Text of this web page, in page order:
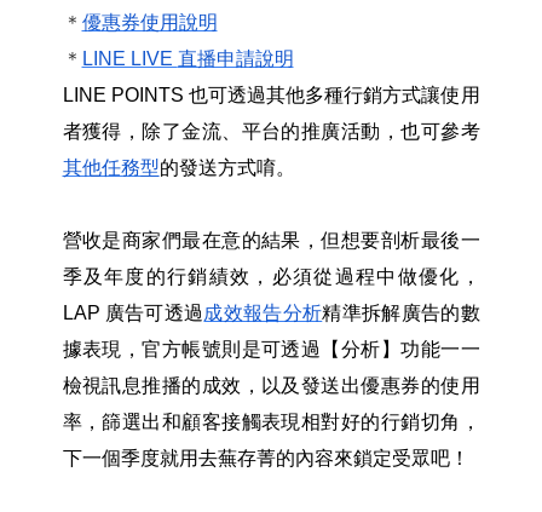
＊ 優惠券使用說明
＊ LINE LIVE 直播申請說明
LINE POINTS 也可透過其他多種行銷方式讓使用
者獲得，除了金流、平台的推廣活動，也可參考
其他任務型的發送方式唷。
營收是商家們最在意的結果，但想要剖析最後一
季及年度的行銷績效，必須從過程中做優化，
LAP 廣告可透過 成效報告分析精準拆解廣告的數
據表現，官方帳號則是可透過【分析】功能一一
檢視訊息推播的成效，以及發送出優惠券的使用
率，篩選出和顧客接觸表現相對好的行銷切角，
下一個季度就用去蕪存菁的內容來鎖定受眾吧！